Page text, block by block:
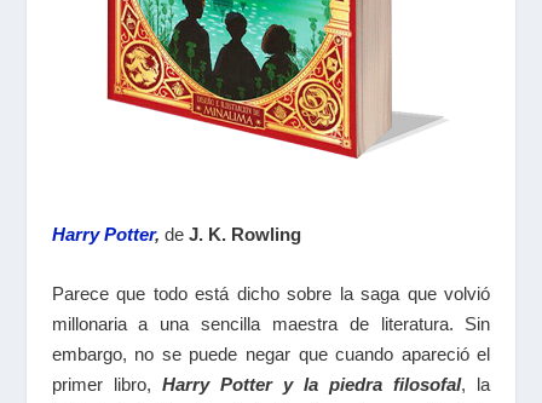
Harry Potter, deJ. K. Rowling
Parece que todo está dicho sobre la saga que volvió
millonaria a una sencilla maestra de literatura. Sin
embargo, no se puede negar que cuando apareció el
primer libro, Harry Potter y la piedra filosofal, la